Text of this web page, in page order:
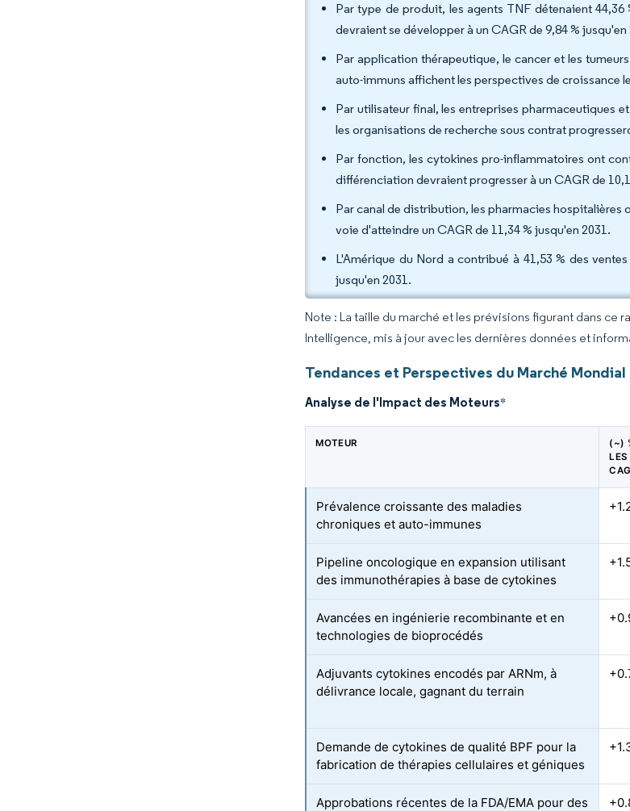
Par type de produit, les agents TNF détenaient
devraient se développer à un CAGR de 9,84 % jusqu'en
Par application thérapeutique, le cancer et les
auto-immuns affichent les perspectives de croissance
Par utilisateur final, les entreprises pharmaceutiques
les organisations de recherche sous contrat
Par fonction, les cytokines pro-inflammatoires ont
différenciation devraient progresser à un CAGR de
Par canal de distribution, les pharmacies hospitalières
voie d'atteindre un CAGR de 11,34 % jusqu'en 2031.
L'Amérique du Nord a contribué à 41,53 % des
jusqu'en 2031.
Note : La taille du marché et les prévisions figurant dans
Intelligence, mis à jour avec les dernières données et
Tendances et Perspectives du Marché
Analyse de l'Impact des Moteurs*
MOTEUR
(~)
LES
Prévalence croissante des maladies
chroniques et auto-immunes
Pipeline oncologique en expansion utilisant
des immunothérapies à base de cytokines
Avancées en ingénierie recombinante et en
technologies de bioprocédés
Adjuvants cytokines encodés par ARNm, à
délivrance locale, gagnant du terrain
Demande de cytokines de qualité BPF pour la
fabrication de thérapies cellulaires et géniques
Approbations récentes de la FDA/EMA pour des